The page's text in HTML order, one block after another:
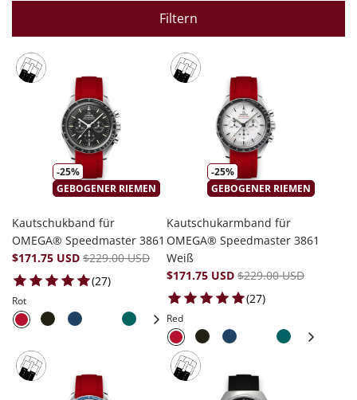
Filtern
-25%
GEBOGENER RIEMEN
Kautschukband für
OMEGA® Speedmaster 3861
$171.75 USD $229.00 USD
(27)27 total reviews
Rot
-25%
GEBOGENER RIEMEN
Kautschukarmband für
OMEGA® Speedmaster 3861
Weiß
$171.75 USD $229.00 USD
(27)27 total reviews
Red